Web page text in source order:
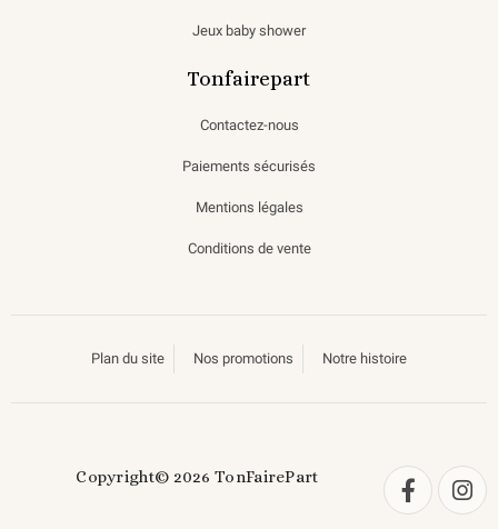
Jeux baby shower
Tonfairepart
Contactez-nous
Paiements sécurisés
Mentions légales
Conditions de vente
Plan du site Nos promotions Notre histoire
Copyright© 2026 TonFairePart